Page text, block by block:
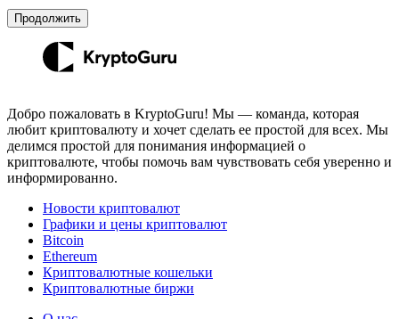
Продолжить
Добро пожаловать в KryptoGuru! Мы — команда, которая
любит криптовалюту и хочет сделать ее простой для всех. Мы
делимся простой для понимания информацией о
криптовалюте, чтобы помочь вам чувствовать себя уверенно и
информированно.
Новости криптовалют
Графики и цены криптовалют
Bitcoin
Ethereum
Криптовалютные кошельки
Криптовалютные биржи